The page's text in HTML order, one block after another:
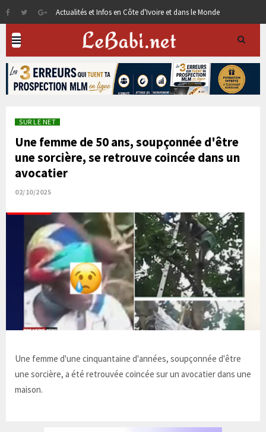
Actualités et Infos en Côte d'Ivoire et dans le Monde
SUR LE NET
Une femme de 50 ans, soupçonnée d'être
une sorcière, se retrouve coincée dans un
avocatier
02/10/2025
Une femme d'une cinquantaine d'années, soupçonnée d'être
une sorcière, a été retrouvée coincée sur un avocatier dans une
maison.